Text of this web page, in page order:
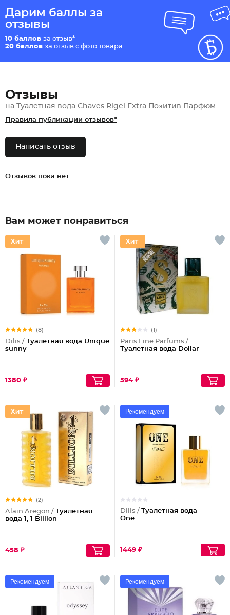
Дарим баллы за
отзывы
10 баллов за отзыв*
20 баллов за отзыв с фото товара
Отзывы
на Туалетная вода Chaves Rigel Extra Позитив Парфюм
Правила публикации отзывов*
Написать отзыв
Отзывов пока нет
Вам может понравиться
(8)
Dilis / Туалетная вода Unique
sunny
1380 ₽
(1)
Paris Line Parfums /
Туалетная вода Dollar
594 ₽
(2)
Alain Aregon / Туалетная
вода 1, 1 Billion
458 ₽
Рекомендуем
Dilis / Туалетная вода
One
1449 ₽
Рекомендуем Рекомендуем